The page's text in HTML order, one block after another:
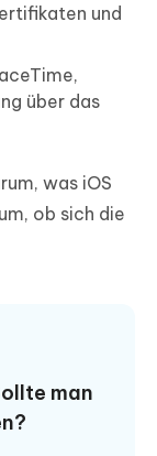
und
über das
was iOS
ob sich die
man